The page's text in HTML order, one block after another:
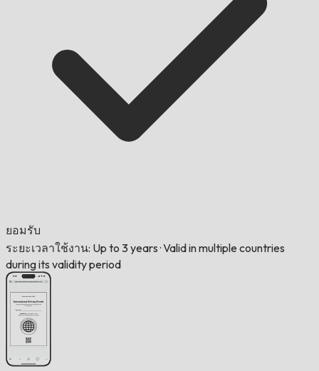
ยอมรับ
ระยะเวลาใช้งาน: Up to 3 years ·Valid in multiple countries
during its validity period